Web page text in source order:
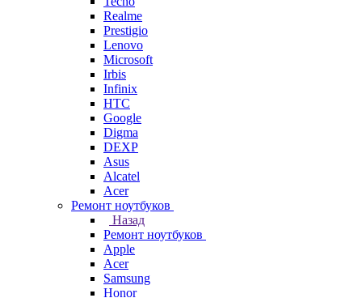
Realme
Prestigio
Lenovo
Microsoft
Irbis
Infinix
HTC
Google
Digma
DEXP
Asus
Alcatel
Acer
Ремонт ноутбуков
Назад
Ремонт ноутбуков
Apple
Acer
Samsung
Honor